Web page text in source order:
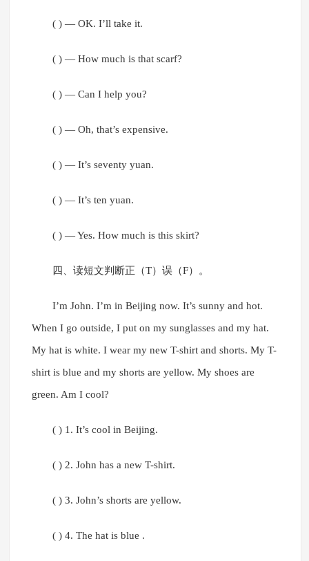
( ) — OK. I’ll take it.
( ) — How much is that scarf?
( ) — Can I help you?
( ) — Oh, that’s expensive.
( ) — It’s seventy yuan.
( ) — It’s ten yuan.
( ) — Yes. How much is this skirt?
四、读短文判断正（T）误（F）。
I’m John. I’m in Beijing now. It’s sunny and hot.
When I go outside, I put on my sunglasses and my hat.
My hat is white. I wear my new T-shirt and shorts. My T-
shirt is blue and my shorts are yellow. My shoes are
green. Am I cool?
( ) 1. It’s cool in Beijing.
( ) 2. John has a new T-shirt.
( ) 3. John’s shorts are yellow.
( ) 4. The hat is blue .